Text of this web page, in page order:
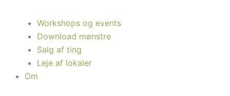
Workshops og events
Download mønstre
Salg af ting
Leje af lokaler
Om